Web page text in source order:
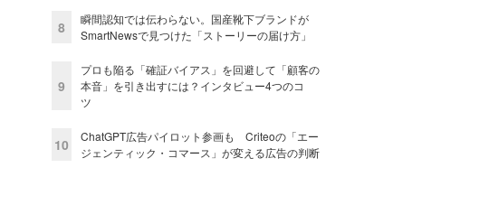
8
瞬間認知では伝わらない。国産靴下ブランドが
SmartNewsで見つけた「ストーリーの届け方」
9
プロも陥る「確証バイアス」を回避して「顧客の
本音」を引き出すには？インタビュー4つのコ
ツ
10
ChatGPT広告パイロット参画も Criteoの「エー
ジェンティック・コマース」が変える広告の判断